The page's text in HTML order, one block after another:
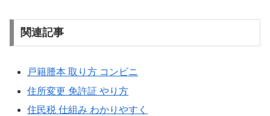
関連記事
戸籍謄本 取り方 コンビニ
住所変更 免許証 やり方
住民税 仕組み わかりやすく